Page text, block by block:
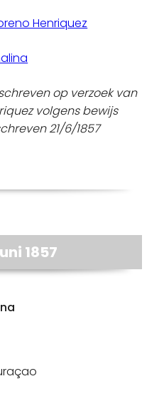
Henriquez
op verzoek van
volgens bewijs
21/6/1857
1857